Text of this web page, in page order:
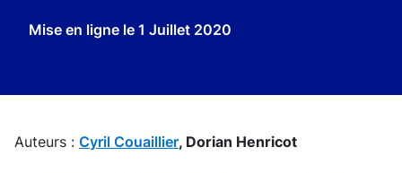
Mise en ligne le 1 Juillet 2020
Auteurs : Cyril Couaillier, Dorian Henricot